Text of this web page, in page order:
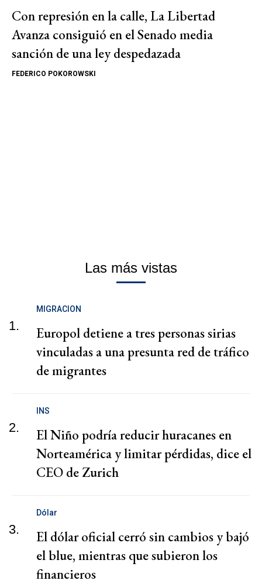
Con represión en la calle, La Libertad
Avanza consiguió en el Senado media
sanción de una ley despedazada
FEDERICO POKOROWSKI
Las más vistas
1.
MIGRACION
Europol detiene a tres personas sirias
vinculadas a una presunta red de tráfico
de migrantes
2.
INS
El Niño podría reducir huracanes en
Norteamérica y limitar pérdidas, dice el
CEO de Zurich
3.
Dólar
El dólar oficial cerró sin cambios y bajó
el blue, mientras que subieron los
financieros